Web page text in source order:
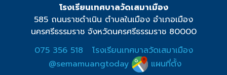
โรงเรียนเทศบาลวัดเสมาเมือง
585 ถนนราชดำเนิน ตำบลในเมือง อำเภอเมือง
นครศรีธรรมราช จังหวัดนครศรีธรรมราช 80000
075 356 518
โรงเรียนเทศบาลวัดเสมาเมือง
@semamuangtoday
แผนที่ตั้ง